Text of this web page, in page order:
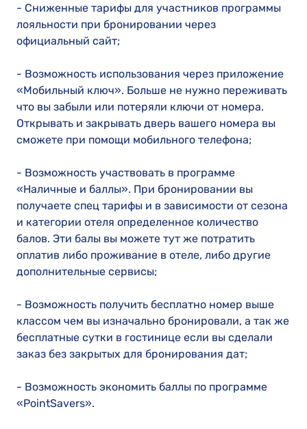
- Сниженные тарифы для участников программы
лояльности при бронировании через
официальный сайт;
- Возможность использования через приложение
«Мобильный ключ». Больше не нужно переживать
что вы забыли или потеряли ключи от номера.
Открывать и закрывать дверь вашего номера вы
сможете при помощи мобильного телефона;
- Возможность участвовать в программе
«Наличные и баллы». При бронировании вы
получаете спец тарифы и в зависимости от сезона
и категории отеля определенное количество
балов. Эти балы вы можете тут же потратить
оплатив либо проживание в отеле, либо другие
дополнительные сервисы;
- Возможность получить бесплатно номер выше
классом чем вы изначально бронировали, а так же
бесплатные сутки в гостинице если вы сделали
заказ без закрытых для бронирования дат;
- Возможность экономить баллы по программе
«PointSavers».